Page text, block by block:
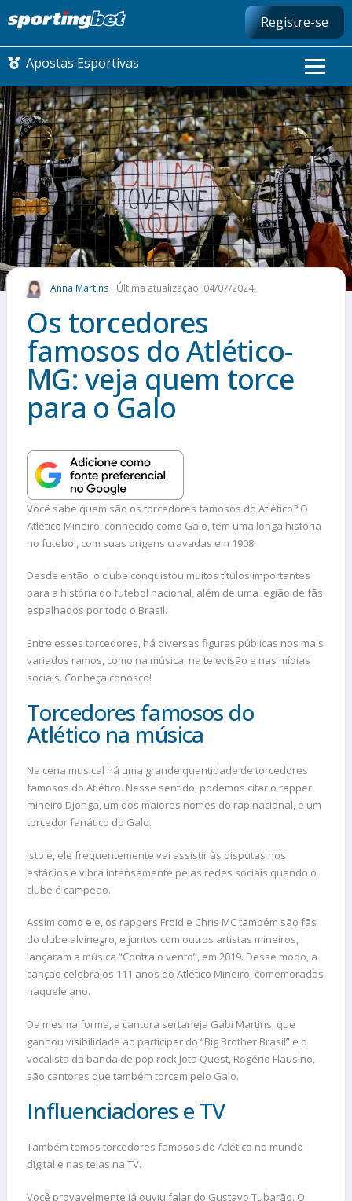
Registre-se
Apostas Esportivas
CONMEBOL LIBERTADORES
FUTEBOL NACIONAL
FUTEBOL INTERNACIONAL
COMO APOSTAR
MAIS ESPORTES
Anna Martins Última atualização: 04/07/2024
Os torcedores
famosos do Atlético-
MG: veja quem torce
para o Galo
Você sabe quem são os torcedores famosos do Atlético? O
Atlético Mineiro, conhecido como Galo, tem uma longa história
no futebol, com suas origens cravadas em 1908.
Desde então, o clube conquistou muitos títulos importantes
para a história do futebol nacional, além de uma legião de fãs
espalhados por todo o Brasil.
Entre esses torcedores, há diversas figuras públicas nos mais
variados ramos, como na música, na televisão e nas mídias
sociais. Conheça conosco!
Torcedores famosos do
Atlético na música
Na cena musical há uma grande quantidade de torcedores
famosos do Atlético. Nesse sentido, podemos citar o rapper
mineiro Djonga, um dos maiores nomes do rap nacional, e um
torcedor fanático do Galo.
Isto é, ele frequentemente vai assistir às disputas nos
estádios e vibra intensamente pelas redes sociais quando o
clube é campeão.
Assim como ele, os rappers Froid e Chris MC também são fãs
do clube alvinegro, e juntos com outros artistas mineiros,
lançaram a música “Contra o vento”, em 2019. Desse modo, a
canção celebra os 111 anos do Atlético Mineiro, comemorados
naquele ano.
Da mesma forma, a cantora sertaneja Gabi Martins, que
ganhou visibilidade ao participar do “Big Brother Brasil” e o
vocalista da banda de pop rock Jota Quest, Rogério Flausino,
são cantores que também torcem pelo Galo.
Influenciadores e TV
Também temos torcedores famosos do Atlético no mundo
digital e nas telas na TV.
Você provavelmente já ouviu falar do Gustavo Tubarão. O